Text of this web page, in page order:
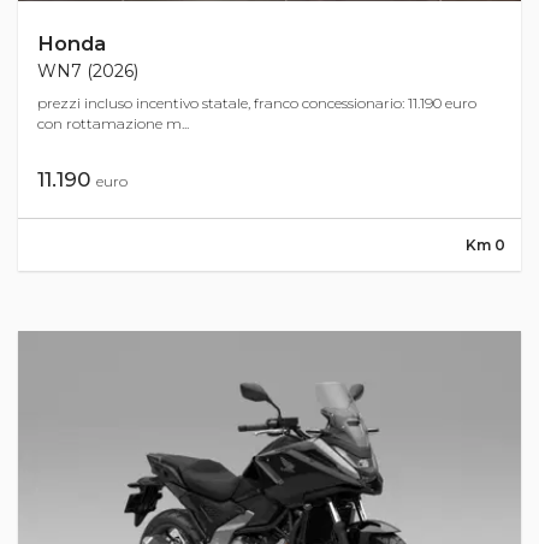
Honda
WN7 (2026)
prezzi incluso incentivo statale, franco concessionario: 11.190 euro
con rottamazione m...
11.190 euro
Km 0